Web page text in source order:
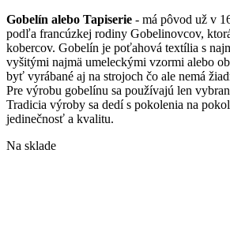
Gobelín alebo Tapiserie - má pôvod už v
podľa francúzkej rodiny Gobelinovcov,
kobercov. Gobelín je poťahová textília s
vyšitými najmä umeleckými vzormi alebo
byť vyrábané aj na strojoch čo ale nemá
Pre výrobu gobelínu sa používajú len
Tradicia výroby sa dedí s pokolenia na
jedinečnosť a kvalitu.
Na sklade